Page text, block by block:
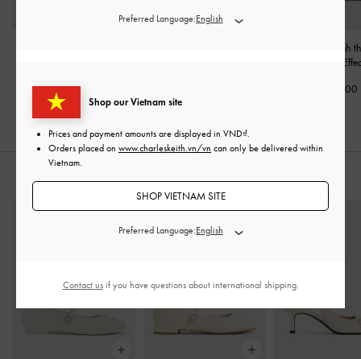
2,050,000
Túi xách hình
Aubrielle Croc-
1,990,000
KẾT HỢP CÙNG
Shop our Vietnam site
Prices and payment amounts are displayed in VND .
Orders placed on www.charleskeith.vn/vn can only be delivered within
Vietnam.
SHOP VIETNAM SITE
Preferred Language:
Preferred Language:
Contact usif you have questions about international shipping.